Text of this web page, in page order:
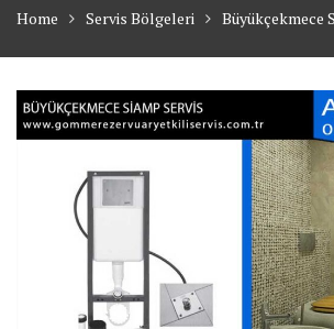
Home Servis Bölgeleri Büyükçekmece